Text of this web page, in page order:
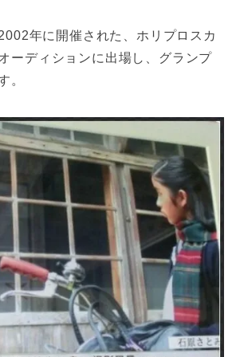
年に開催された、ホリプロスカ
ーディションに出場し、グランプ
。